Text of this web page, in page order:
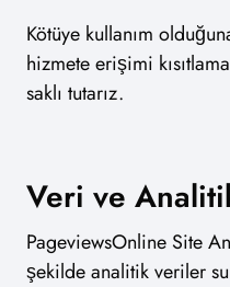
Kötüye kullanım
hizmete erişimi
saklı tutarız.
Veri ve
PageviewsOnline Site
şekilde analitik veriler